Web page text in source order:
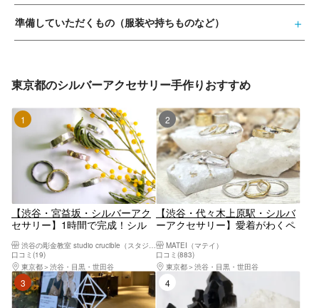
準備していただくもの（服装や持ちものなど）
東京都のシルバーアクセサリー手作りおすすめ
1位
【渋谷・宮益坂・シルバーアク
セサリー】1時間で完成！シル
歩6分
渋谷の彫金教室 studio crucible（スタジオ クルーシブル）
口コミ(19)
東京都
渋谷・目黒・世田谷
2位
【渋谷・代々木上原駅・シルバ
ーアクセサリー】愛着がわくペ
駅より徒歩5分。
MATEI（マテイ）
口コミ(883)
東京都
渋谷・目黒・世田谷
3位 4位